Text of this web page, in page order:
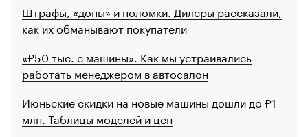
Штрафы, «допы» и поломки. Дилеры рассказали,
как их обманывают покупатели
«₽50 тыс. с машины». Как мы устраивались
работать менеджером в автосалон
Июньские скидки на новые машины дошли до ₽1
млн. Таблицы моделей и цен